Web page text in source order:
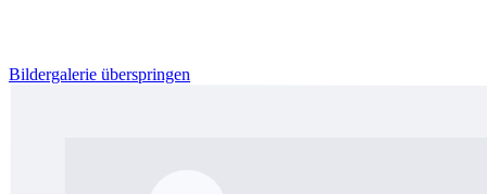
Bildergalerie überspringen